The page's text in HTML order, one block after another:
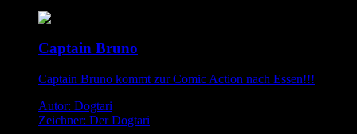
Captain Bruno
Captain Bruno kommt zur Comic Action nach Essen!!!
Autor: Dogtari
Zeichner: Der Dogtari